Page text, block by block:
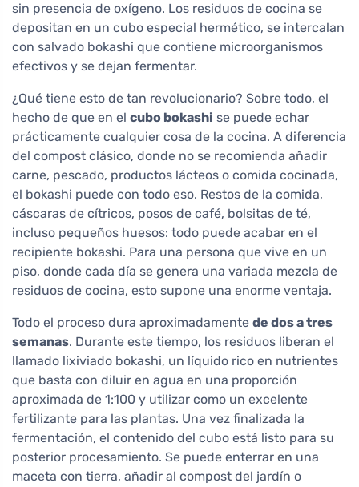
sin presencia de oxígeno. Los residuos de cocina se
depositan en un cubo especial hermético, se intercalan
con salvado bokashi que contiene microorganismos
efectivos y se dejan fermentar.
¿Qué tiene esto de tan revolucionario? Sobre todo, el
hecho de que en el cubo bokashi se puede echar
prácticamente cualquier cosa de la cocina. A diferencia
del compost clásico, donde no se recomienda añadir
carne, pescado, productos lácteos o comida cocinada,
el bokashi puede con todo eso. Restos de la comida,
cáscaras de cítricos, posos de café, bolsitas de té,
incluso pequeños huesos: todo puede acabar en el
recipiente bokashi. Para una persona que vive en un
piso, donde cada día se genera una variada mezcla de
residuos de cocina, esto supone una enorme ventaja.
Todo el proceso dura aproximadamente de dos a tres
semanas. Durante este tiempo, los residuos liberan el
llamado lixiviado bokashi, un líquido rico en nutrientes
que basta con diluir en agua en una proporción
aproximada de 1:100 y utilizar como un excelente
fertilizante para las plantas. Una vez finalizada la
fermentación, el contenido del cubo está listo para su
posterior procesamiento. Se puede enterrar en una
maceta con tierra, añadir al compost del jardín o